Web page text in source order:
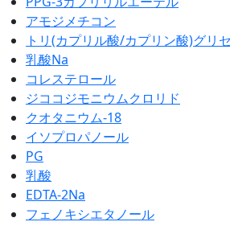
アモジメチコン
トリ(カプリル酸/カプリン酸)グリ
乳酸Na
コレステロール
ジココジモニウムクロリド
クオタニウム-18
イソプロパノール
PG
乳酸
EDTA-2Na
フェノキシエタノール